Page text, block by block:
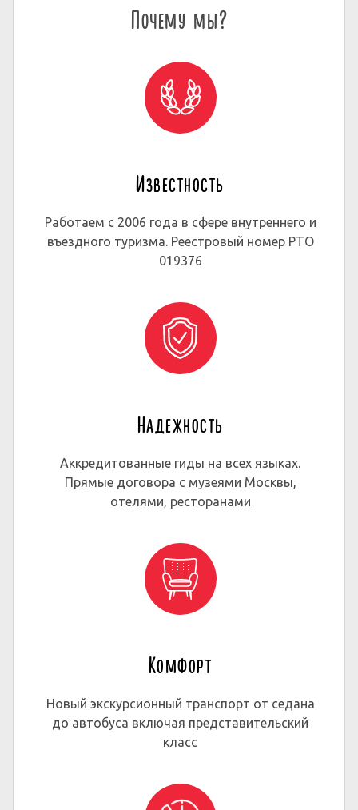
Почему мы?
Известность
Работаем с 2006 года в сфере внутреннего и
въездного туризма. Реестровый номер РТО
019376
Надежность
Аккредитованные гиды на всех языках.
Прямые договора с музеями Москвы,
отелями, ресторанами
Комфорт
Новый экскурсионный транспорт от седана
до автобуса включая представительский
класс